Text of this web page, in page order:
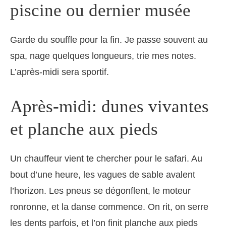
piscine ou dernier musée
Garde du souffle pour la fin. Je passe souvent au
spa, nage quelques longueurs, trie mes notes.
L’après-midi sera sportif.
Après-midi: dunes vivantes
et planche aux pieds
Un chauffeur vient te chercher pour le safari. Au
bout d’une heure, les vagues de sable avalent
l’horizon. Les pneus se dégonflent, le moteur
ronronne, et la danse commence. On rit, on serre
les dents parfois, et l’on finit planche aux pieds